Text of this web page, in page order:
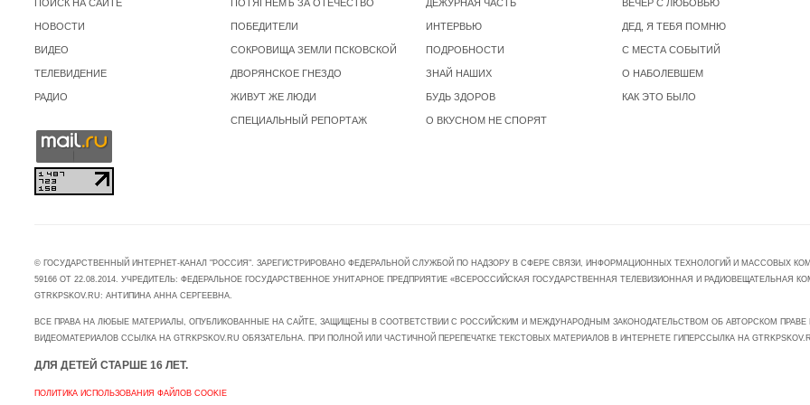
ПОИСК НА САЙТЕ
НОВОСТИ
ВИДЕО
ТЕЛЕВИДЕНИЕ
РАДИО
ПОТЯГНЕМЪ ЗА ОТЕЧЕСТВО
ПОБЕДИТЕЛИ
СОКРОВИЩА ЗЕМЛИ ПСКОВСКОЙ
ДВОРЯНСКОЕ ГНЕЗДО
ЖИВУТ ЖЕ ЛЮДИ
СПЕЦИАЛЬНЫЙ РЕПОРТАЖ
ДЕЖУРНАЯ ЧАСТЬ
ИНТЕРВЬЮ
ПОДРОБНОСТИ
ЗНАЙ НАШИХ
БУДЬ ЗДОРОВ
О ВКУСНОМ НЕ СПОРЯТ
ВЕЧЕР С ЛЮБОВЬЮ
ДЕД, Я ТЕБЯ ПОМНЮ
С МЕСТА СОБЫТИЙ
О НАБОЛЕВШЕМ
КАК ЭТО БЫЛО
© ГОСУДАРСТВЕННЫЙ ИНТЕРНЕТ-КАНАЛ "РОССИЯ". ЗАРЕГИСТРИРОВАНО ФЕДЕРАЛЬНОЙ СЛУЖБОЙ ПО НАДЗОРУ В СФЕРЕ СВЯЗИ, ИНФОРМАЦИОННЫХ ТЕХНОЛОГИЙ И МАССОВЫХ
59166 ОТ 22.08.2014. УЧРЕДИТЕЛЬ: ФЕДЕРАЛЬНОЕ ГОСУДАРСТВЕННОЕ УНИТАРНОЕ ПРЕДПРИЯТИЕ «ВСЕРОССИЙСКАЯ ГОСУДАРСТВЕННАЯ ТЕЛЕВИЗИОННАЯ И РАДИОВЕЩАТЕЛЬНАЯ
GTRKPSKOV.RU: АНТИПИНА АННА СЕРГЕЕВНА.
ВСЕ ПРАВА НА ЛЮБЫЕ МАТЕРИАЛЫ, ОПУБЛИКОВАННЫЕ НА САЙТЕ, ЗАЩИЩЕНЫ В СООТВЕТСТВИИ С РОССИЙСКИМ И МЕЖДУНАРОДНЫМ ЗАКОНОДАТЕЛЬСТВОМ ОБ АВТОРСКОМ
ВИДЕОМАТЕРИАЛОВ ССЫЛКА НА GTRKPSKOV.RU ОБЯЗАТЕЛЬНА. ПРИ ПОЛНОЙ ИЛИ ЧАСТИЧНОЙ ПЕРЕПЕЧАТКЕ ТЕКСТОВЫХ МАТЕРИАЛОВ В ИНТЕРНЕТЕ ГИПЕРССЫЛКА НА
ДЛЯ ДЕТЕЙ СТАРШЕ 16 ЛЕТ.
ПОЛИТИКА ИСПОЛЬЗОВАНИЯ ФАЙЛОВ COOKIE